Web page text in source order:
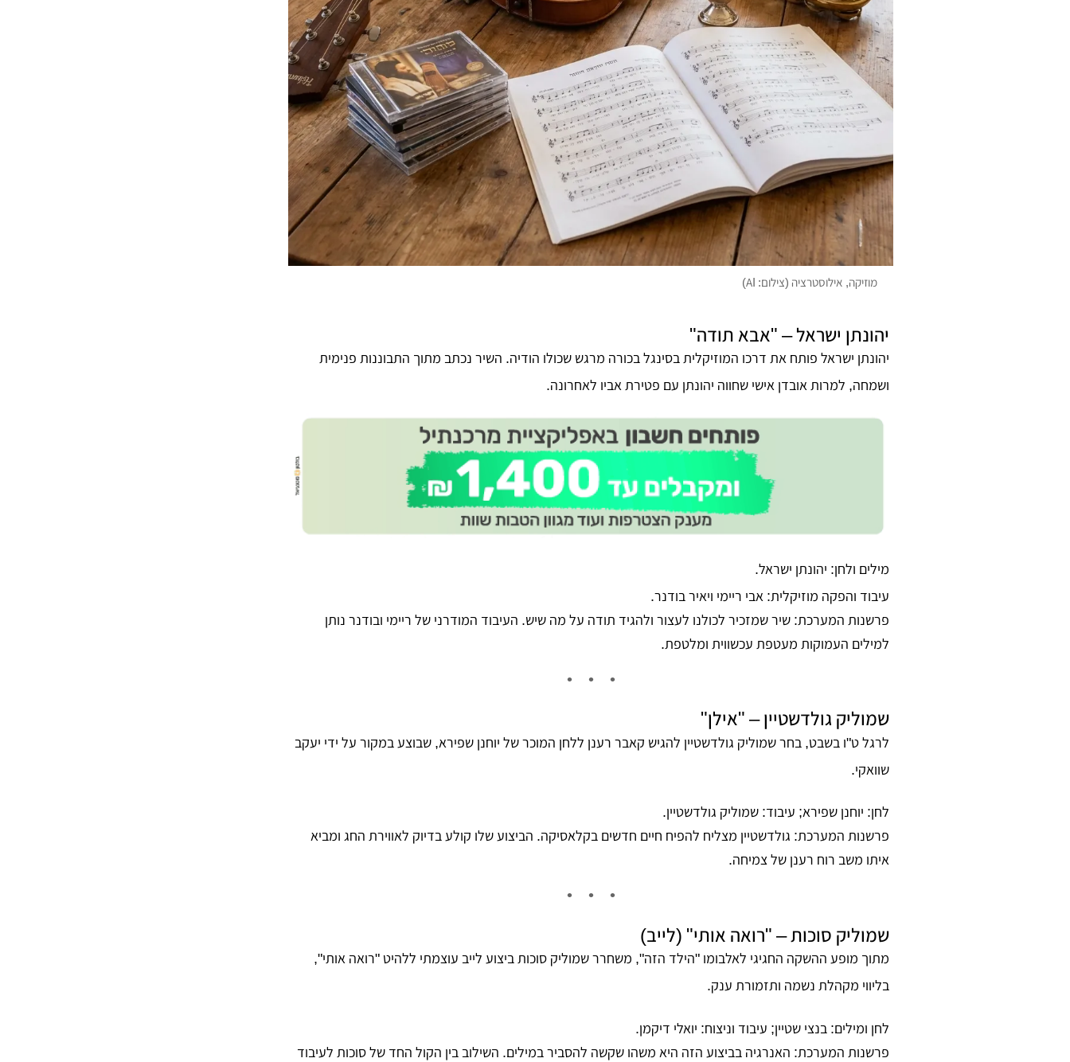
מוזיקה, אילוסטרציה (צילום: AI)
יהונתן ישראל – "אבא תודה"
יהונתן ישראל פותח את דרכו המוזיקלית בסינגל בכורה מרגש שכולו הודיה. השיר נכתב מתוך התבוננות פנימית
ושמחה, למרות אובדן אישי שחווה יהונתן עם פטירת אביו לאחרונה.
מילים ולחן: יהונתן ישראל.
עיבוד והפקה מוזיקלית: אבי ריימי ויאיר בודנר.
פרשנות המערכת: שיר שמזכיר לכולנו לעצור ולהגיד תודה על מה שיש. העיבוד המודרני של ריימי ובודנר נותן
למילים העמוקות מעטפת עכשווית ומלטפת.
שמוליק גולדשטיין – "אילן"
לרגל ט"ו בשבט, בחר שמוליק גולדשטיין להגיש קאבר רענן ללחן המוכר של יוחנן שפירא, שבוצע במקור על ידי יעקב
שוואקי.
לחן: יוחנן שפירא; עיבוד: שמוליק גולדשטיין.
פרשנות המערכת: גולדשטיין מצליח להפיח חיים חדשים בקלאסיקה. הביצוע שלו קולע בדיוק לאווירת החג ומביא
איתו משב רוח רענן של צמיחה.
שמוליק סוכות – "רואה אותי" (לייב)
מתוך מופע ההשקה החגיגי לאלבומו "הילד הזה", משחרר שמוליק סוכות ביצוע לייב עוצמתי ללהיט "רואה אותי",
בליווי מקהלת נשמה ותזמורת ענק.
לחן ומילים: בנצי שטיין; עיבוד וניצוח: יואלי דיקמן.
פרשנות המערכת: האנרגיה בביצוע הזה היא משהו שקשה להסביר במילים. השילוב בין הקול החד של סוכות לעיבוד